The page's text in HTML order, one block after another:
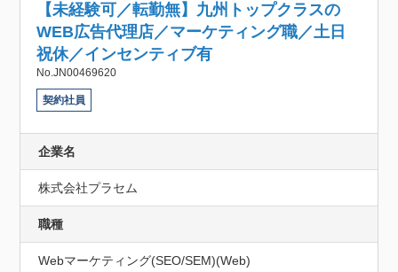
【未経験可／転勤無】九州トップクラスの
WEB広告代理店／マーケティング職／⼟⽇
祝休／インセンティブ有
No.JN00469620
契約社員
企業名
株式会社プラセム
職種
Webマーケティング(SEO/SEM)(Web)